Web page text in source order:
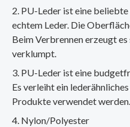
PU-Leder ist eine
echtem Leder. Die
Beim Verbrennen erzeugt
verklumpt.
PU-Leder ist eine
Es verleiht ein
Produkte verwendet werden.
Nylon/Polyester